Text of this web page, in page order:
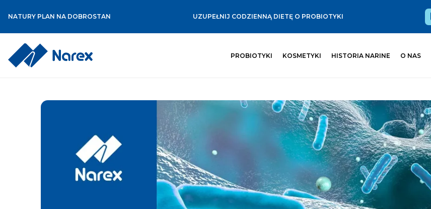
NATURY PLAN NA DOBROSTAN UZUPEŁNIJ CODZIENNĄ DIETĘ O PROBIOTYKI
PROBIOTYKI KOSMETYKI HISTORIA NARINE O NAS